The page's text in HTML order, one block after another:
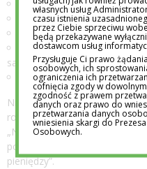
prośby o nagie zdjęcia,
umawianie spotkania z
podejrzenie wyłudzenia
publikowanie informacji o
samobójstwie,
nagła zmiana zachowania
Nie ma sensu obiecywać
rodzic nie zamierza jej
„Nie przeglądam twoich
pojawi się realne ryzyko dla
pieniędzy”.
własnych usług
czasu istnienia
przez Ciebie sprzeciwu
będą przekazywane
dostawcom usług
Przysługuje Ci prawo
osobowych, ich
ograniczenia ich
cofnięcia zgody w
zgodność z prawem
danych oraz prawo do
przetwarzania danych
wniesienia skargi do
Osobowych.